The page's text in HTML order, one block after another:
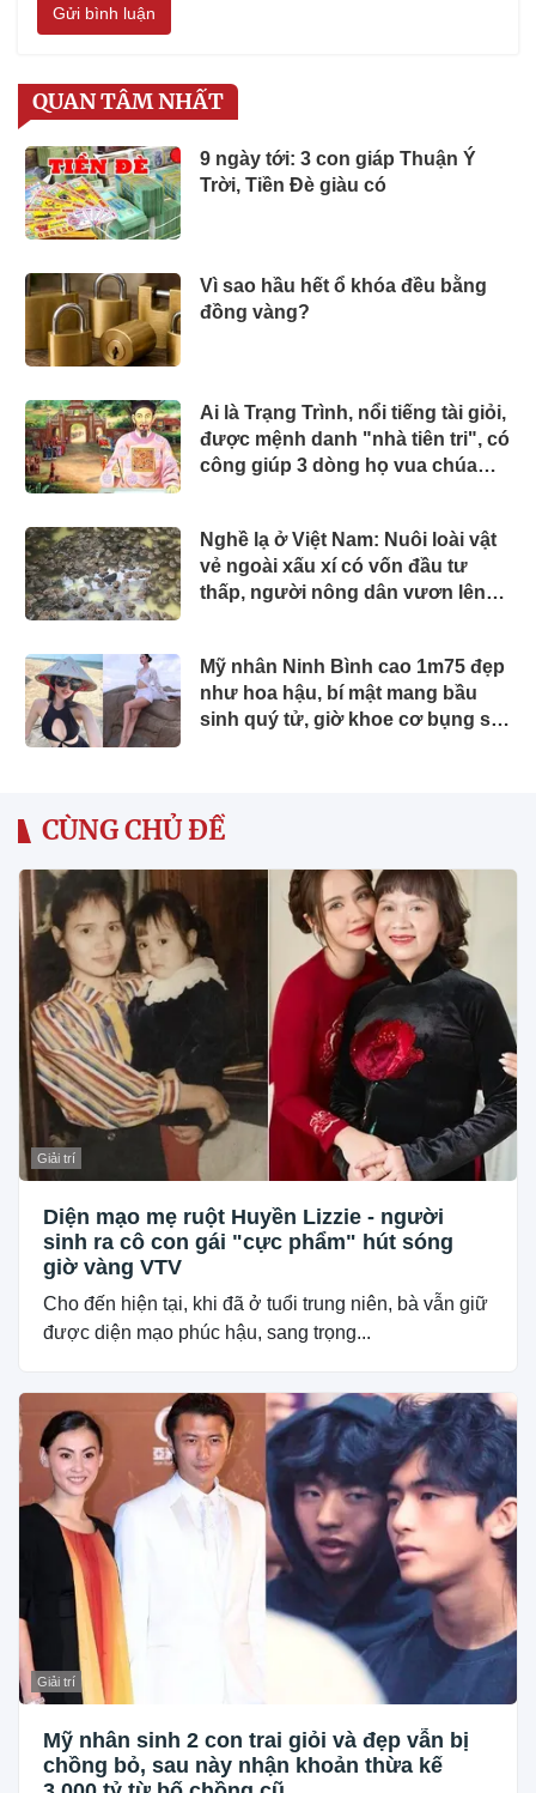
Gửi bình luận
QUAN TÂM NHẤT
9 ngày tới: 3 con giáp Thuận Ý
Trời, Tiền Đè giàu có
Vì sao hầu hết ổ khóa đều bằng
đồng vàng?
Ai là Trạng Trình, nổi tiếng tài giỏi,
được mệnh danh "nhà tiên tri", có
công giúp 3 dòng họ vua chúa
Nghề lạ ở Việt Nam: Nuôi loài vật
vẻ ngoài xấu xí có vốn đầu tư
thấp, người nông dân vươn lên
Mỹ nhân Ninh Bình cao 1m75 đẹp
như hoa hậu, bí mật mang bầu
sinh quý tử, giờ khoe cơ bụng số
CÙNG CHỦ ĐỀ
Giải trí
Diện mạo mẹ ruột Huyền Lizzie - người
sinh ra cô con gái "cực phẩm" hút sóng
giờ vàng VTV
Cho đến hiện tại, khi đã ở tuổi trung niên, bà vẫn giữ
được diện mạo phúc hậu, sang trọng...
Giải trí
Mỹ nhân sinh 2 con trai giỏi và đẹp vẫn bị
chồng bỏ, sau này nhận khoản thừa kế